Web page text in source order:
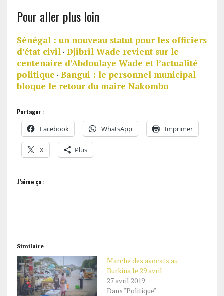
Pour aller plus loin
Sénégal : un nouveau statut pour les officiers
d’état civil· Djibril Wade revient sur le
centenaire d’Abdoulaye Wade et l’actualité
politique · Bangui : le personnel municipal
bloque le retour du maire Nakombo
Partager :
Facebook WhatsApp Imprimer
X Plus
J’aime ça :
Similaire
Marche des avocats au
Burkina le 29 avril
27 avril 2019
Dans "Politique"